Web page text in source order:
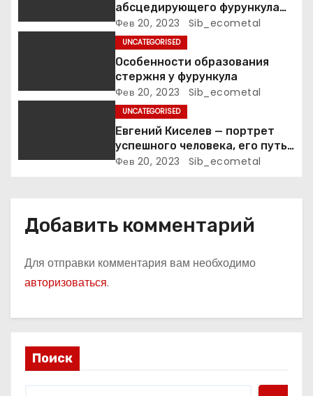
п
с
абсцедирующего фурункула
код по МКБ-10
Фев 20, 2023 Sib_ecometal
UNCATEGORISED
Особенности образования
стержня у фурункула
Фев 20, 2023 Sib_ecometal
UNCATEGORISED
Евгений Киселев — портрет
успешного человека, его путь
к славе и личное счастье
Фев 20, 2023 Sib_ecometal
Добавить комментарий
Для отправки комментария вам необходимо
авторизоваться.
Поиск